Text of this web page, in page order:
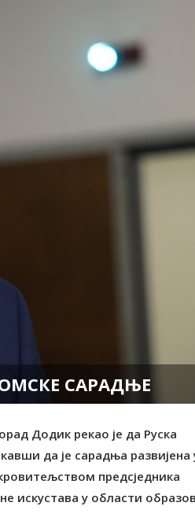
САРАДЊЕ
Додик рекао је да Руска
да је сарадња развијена
предсједника
искустава у области